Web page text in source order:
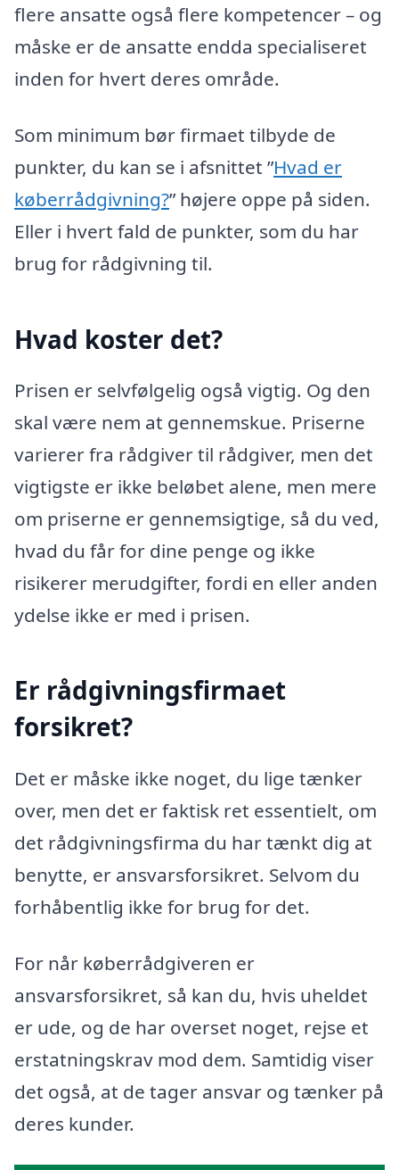
flere ansatte også flere kompetencer – og
måske er de ansatte endda specialiseret
inden for hvert deres område.
Som minimum bør firmaet tilbyde de
punkter, du kan se i afsnittet ”Hvad er
køberrådgivning?” højere oppe på siden.
Eller i hvert fald de punkter, som du har
brug for rådgivning til.
Hvad koster det?
Prisen er selvfølgelig også vigtig. Og den
skal være nem at gennemskue. Priserne
varierer fra rådgiver til rådgiver, men det
vigtigste er ikke beløbet alene, men mere
om priserne er gennemsigtige, så du ved,
hvad du får for dine penge og ikke
risikerer merudgifter, fordi en eller anden
ydelse ikke er med i prisen.
Er rådgivningsfirmaet
forsikret?
Det er måske ikke noget, du lige tænker
over, men det er faktisk ret essentielt, om
det rådgivningsfirma du har tænkt dig at
benytte, er ansvarsforsikret. Selvom du
forhåbentlig ikke for brug for det.
For når køberrådgiveren er
ansvarsforsikret, så kan du, hvis uheldet
er ude, og de har overset noget, rejse et
erstatningskrav mod dem. Samtidig viser
det også, at de tager ansvar og tænker på
deres kunder.